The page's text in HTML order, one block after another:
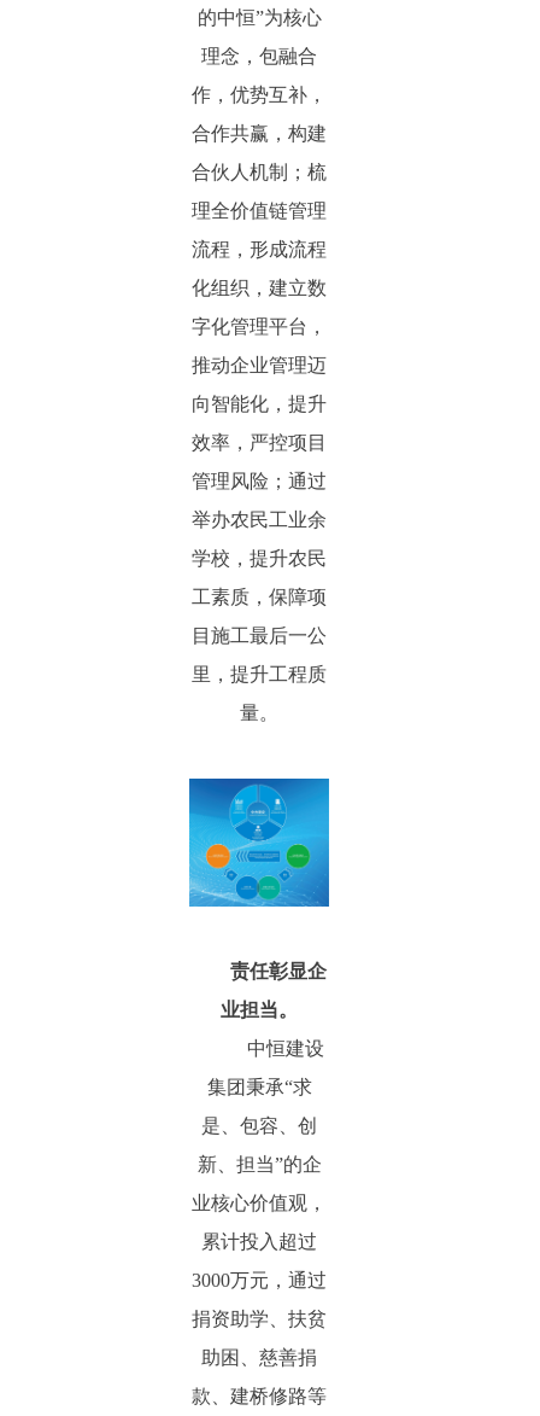
的中恒”为核心
理念，包融合
作，优势互补，
合作共赢，构建
合伙人机制；梳
理全价值链管理
流程，形成流程
化组织，建立数
字化管理平台，
推动企业管理迈
向智能化，提升
效率，严控项目
管理风险；通过
举办农民工业余
学校，提升农民
工素质，保障项
目施工最后一公
里，提升工程质
量。
责任彰显企
业担当。
中恒建设
集团秉承“求
是、包容、创
新、担当”的企
业核心价值观，
累计投入超过
3000万元，通过
捐资助学、扶贫
助困、慈善捐
款、建桥修路等